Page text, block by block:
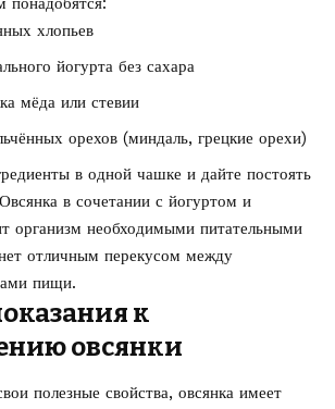
хлопьев
йогурта без сахара
мёда или стевии
орехов (миндаль, грецкие орехи)
в одной чашке и дайте постоять
в сочетании с йогуртом и
организм необходимыми питательными
отличным перекусом между
пищи.
к
овсянки
полезные свойства, овсянка имеет